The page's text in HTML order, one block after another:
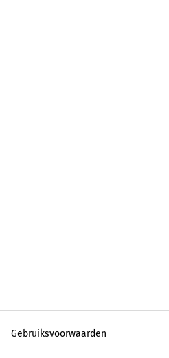
Gebruiksvoorwaarden